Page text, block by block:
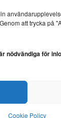
att trycka på
nödvändiga för
Cookie Policy